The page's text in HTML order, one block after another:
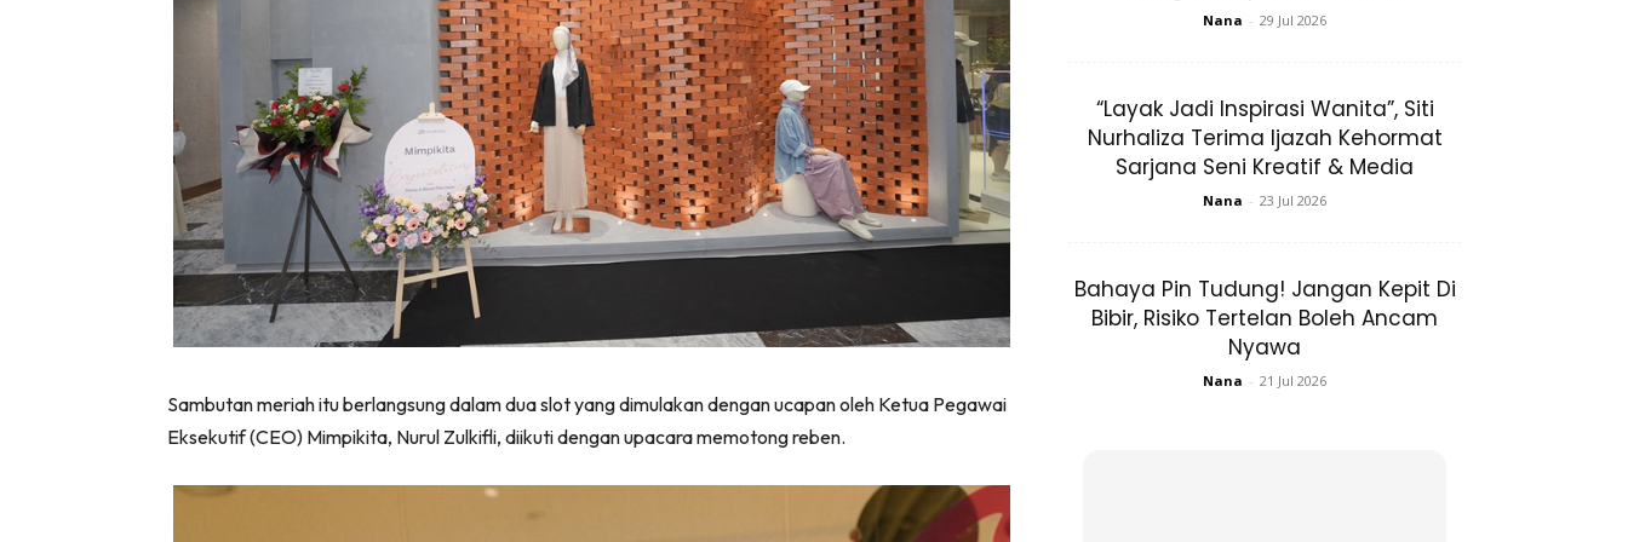
Sambutan meriah itu berlangsung dalam dua slot yang dimulakan dengan ucapan oleh Ketua Pegawai
Eksekutif (CEO) Mimpikita, Nurul Zulkifli, diikuti dengan upacara memotong reben.
Nana - 29 Jul 2026
“Layak Jadi Inspirasi Wanita”, Siti
Nurhaliza Terima Ijazah Kehormat
Sarjana Seni Kreatif & Media
Nana - 23 Jul 2026
Bahaya Pin Tudung! Jangan Kepit Di
Bibir, Risiko Tertelan Boleh Ancam
Nyawa
Nana - 21 Jul 2026